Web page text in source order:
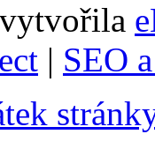
| SEO